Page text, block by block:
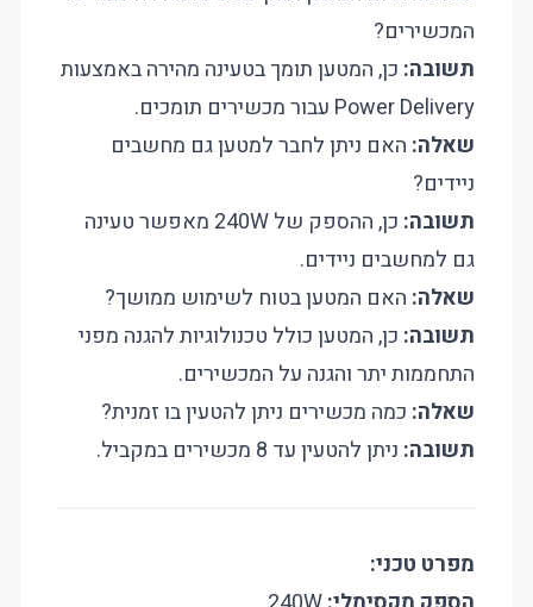
המכשירים?
תשובה: כן, המטען תומך בטעינה מהירה באמצעות
Power Delivery עבור מכשירים תומכים.
שאלה: האם ניתן לחבר למטען גם מחשבים
ניידים?
תשובה:
כן, ההספק של 240W מאפשר טעינה
גם למחשבים ניידים.
שאלה: האם המטען בטוח לשימוש ממושך?
תשובה: כן, המטען כולל טכנולוגיות להגנה מפני
התחממות יתר והגנה על המכשירים.
שאלה: כמה מכשירים ניתן להטעין בו זמנית?
תשובה: ניתן להטעין עד 8 מכשירים במקביל.
מפרט טכני: